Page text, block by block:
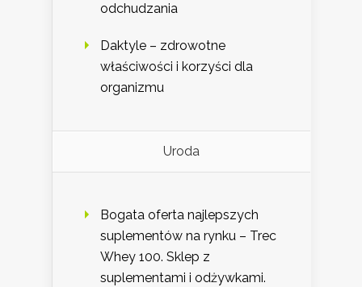
odchudzania
Daktyle – zdrowotne
właściwości i korzyści dla
organizmu
Uroda
Bogata oferta najlepszych
suplementów na rynku – Trec
Whey 100. Sklep z
suplementami i odżywkami.